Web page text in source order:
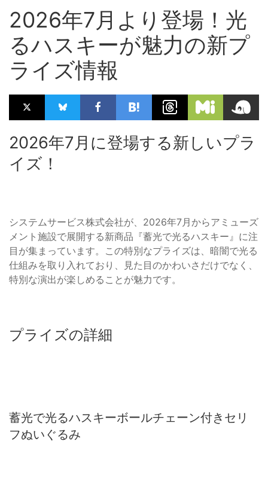
2026年7月より登場！光
るハスキーが魅力の新プ
ライズ情報
2026年7月に登場する新しいプラ
イズ！
システムサービス株式会社が、2026年7月からアミューズ
メント施設で展開する新商品『蓄光で光るハスキー』に注
目が集まっています。この特別なプライズは、暗闇で光る
仕組みを取り入れており、見た目のかわいさだけでなく、
特別な演出が楽しめることが魅力です。
プライズの詳細
蓄光で光るハスキーボールチェーン付きセリ
フぬいぐるみ